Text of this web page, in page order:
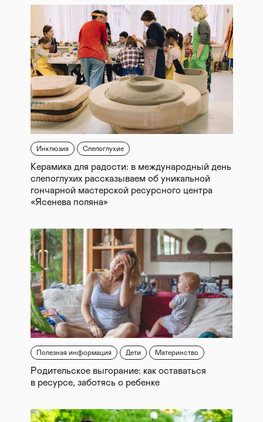
Инклюзия Слепоглухие
Керамика для радости: в международный день
слепоглухих рассказываем об уникальной
гончарной мастерской ресурсного центра
«Ясенева поляна»
Полезная информация Дети Материнство
Родительское выгорание: как оставаться
в ресурсе, заботясь о ребенке